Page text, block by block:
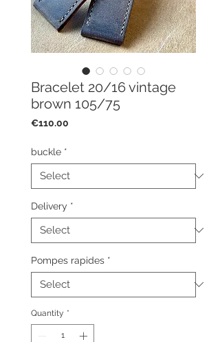
Bracelet 20/16 vintage
brown 105/75
€110.00
buckle *
Delivery *
Pompes rapides *
Quantity *